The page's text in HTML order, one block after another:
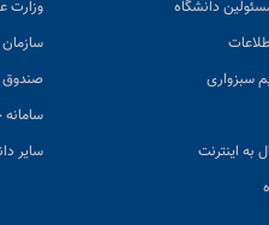
دانشگاه
سبزواری
به اینترنت
وزارت
صندوق
سایر